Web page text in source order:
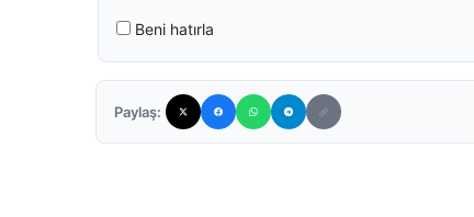
Beni hatırla
Paylaş: